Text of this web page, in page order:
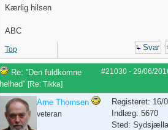
Kærlig hilsen
ABC
Top Svar
#21030 - 29/06/
Re: ”Den fuldkomne
helhed” [Re: Tikka]
Arne Thomsen
veteran
Registeret: 16/
Indlæg: 5670
Sted: